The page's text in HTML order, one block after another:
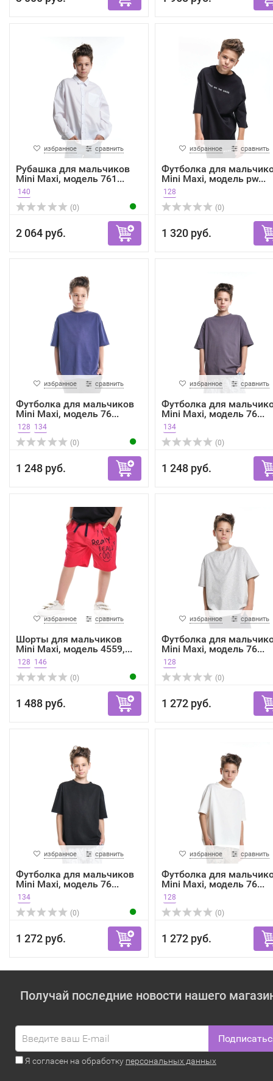
избранное сравнить
Рубашка для мальчиков
Mini Maxi, модель 761...
140
(0)
2 064 руб.
избранное сравнить
Футболка для
Mini Maxi, модель pw...
128
(0)
1 320 руб.
избранное сравнить
Футболка для мальчиков
Mini Maxi, модель 76...
128 134
(0)
1 248 руб.
избранное сравнить
Футболка для
Mini Maxi, модель 76...
134
(0)
1 248 руб.
избранное сравнить
Шорты для мальчиков
Mini Maxi, модель 4559,...
128 146
(0)
1 488 руб.
избранное сравнить
Футболка для
Mini Maxi, модель 76...
128
(0)
1 272 руб.
избранное сравнить
Футболка для мальчиков
Mini Maxi, модель 76...
134
(0)
1 272 руб.
избранное сравнить
Футболка для
Mini Maxi, модель 76...
128
(0)
1 272 руб.
Получай последние новости нашего
Я согласен на обработку персональных данных